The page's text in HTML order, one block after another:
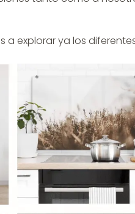
explorar ya los